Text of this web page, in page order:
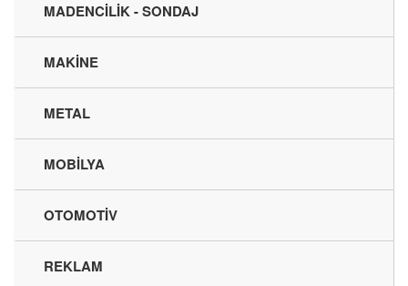
MADENCİLİK - SONDAJ
MAKİNE
METAL
MOBİLYA
OTOMOTİV
REKLAM